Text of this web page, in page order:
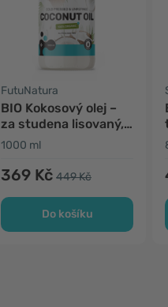
FutuNatura
BIO Kokosový olej –
za studena lisovaný,
nerafinovaný
1000 ml
369 Kč 449 Kč
Do košíku